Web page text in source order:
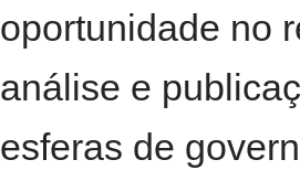
oportunidade no
análise e
esferas de